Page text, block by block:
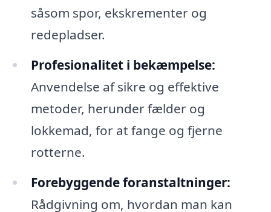
såsom spor, ekskrementer og
redepladser.
Profesionalitet i bekæmpelse:
Anvendelse af sikre og effektive
metoder, herunder fælder og
lokkemad, for at fange og fjerne
rotterne.
Forebyggende foranstaltninger:
Rådgivning om, hvordan man kan